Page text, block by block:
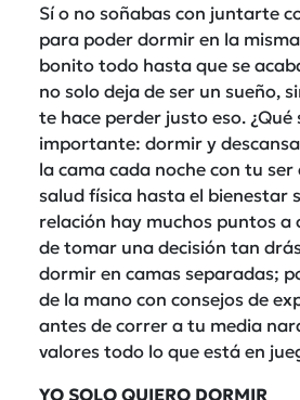
Sí o no soñabas con juntarte
para poder dormir en la
bonito todo hasta que se
no solo deja de ser un sueño,
te hace perder justo eso. ¿Qué
importante: dormir y
la cama cada noche con tu ser
salud física hasta el bienestar
relación hay muchos puntos a
de tomar una decisión tan
dormir en camas separadas;
de la mano con consejos de
antes de correr a tu media
valores todo lo que está en
YO SOLO QUIERO DORMIR